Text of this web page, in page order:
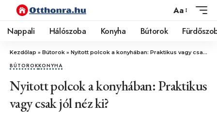
Aa
Nappali Hálószoba Konyha Bútorok
Kezdőlap » Bútorok » Nyitott polcok a konyhában: Praktikus vagy csak jól néz ki?
BÚTOROKKONYHA
Nyitott polcok a konyhában: Praktikus
vagy csak jól néz ki?